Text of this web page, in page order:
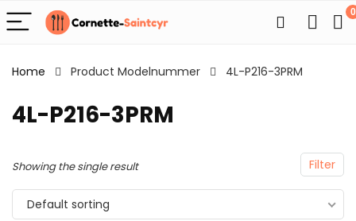
0
Home Product Modelnummer 4L-P216-3PRM
4L-P216-3PRM
Filter
Showing the single result
Default sorting